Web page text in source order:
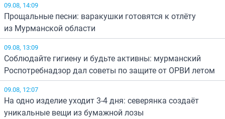
09.08, 14:09
Прощальные песни: варакушки готовятся к отлёту
из Мурманской области
09.08, 13:09
Соблюдайте гигиену и будьте активны: мурманский
Роспотребнадзор дал советы по защите от ОРВИ летом
09.08, 12:07
На одно изделие уходит 3-4 дня: северянка создаёт
уникальные вещи из бумажной лозы